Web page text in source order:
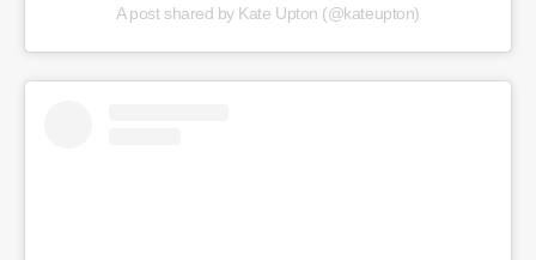
A post shared by Kate Upton (@kateupton)